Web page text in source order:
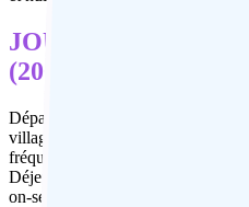
JOUR 5 : Puri –
(200 Km, environ 4
Départ pour le grand lagon appelé
village de
fréquenté en hiver par de
Déjeuner dans un restaurant
on-sea. Arrivée et hébergement à